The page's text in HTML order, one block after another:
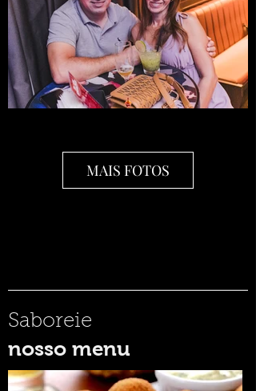
MAIS FOTOS
Saboreie
nosso menu